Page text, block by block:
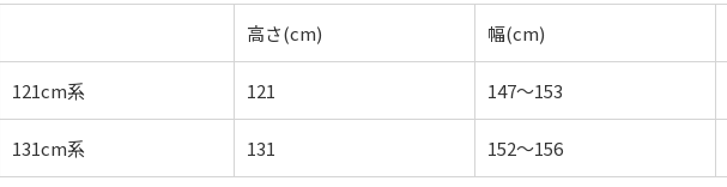
高さ(cm) 幅(cm)
121cm系 121 147～153
131cm系 131 152～156